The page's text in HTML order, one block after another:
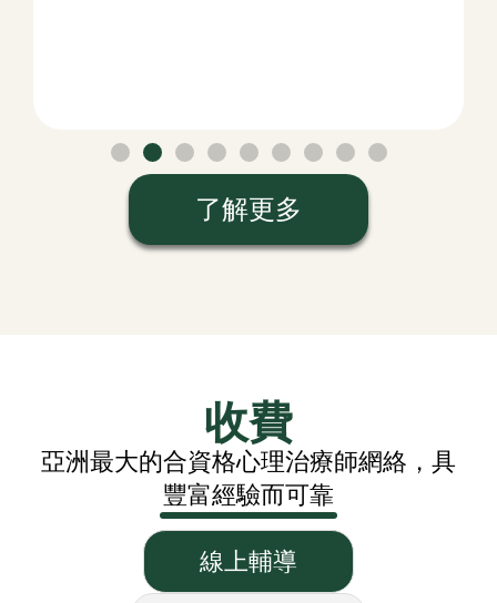
了解更多
收費
亞洲最大的合資格心理治療師網絡，具
豐富經驗而可靠
線上輔導